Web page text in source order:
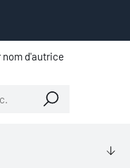
nom d'autrice